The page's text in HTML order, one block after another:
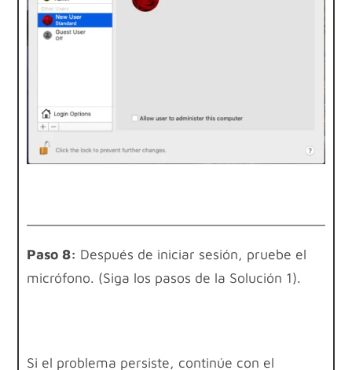
Paso 8: Después de iniciar sesión, pruebe el
micrófono. (Siga los pasos de la Solución 1).
Si el problema persiste, continúe con el